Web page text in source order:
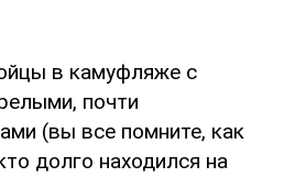
в камуфляже с
почти
(вы все помните, как
долго находился на